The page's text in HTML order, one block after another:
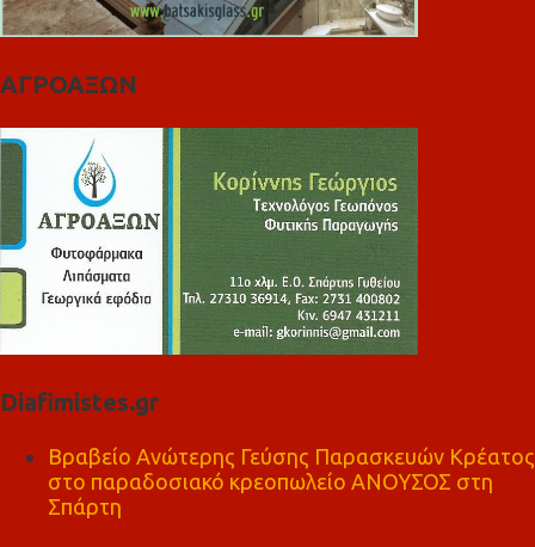
ΑΓΡΟΑΞΩΝ
Diafimistes.gr
Βραβείο Ανώτερης Γεύσης Παρασκευών Κρέατος
στο παραδοσιακό κρεοπωλείο ΑΝΟΥΣΟΣ στη
Σπάρτη